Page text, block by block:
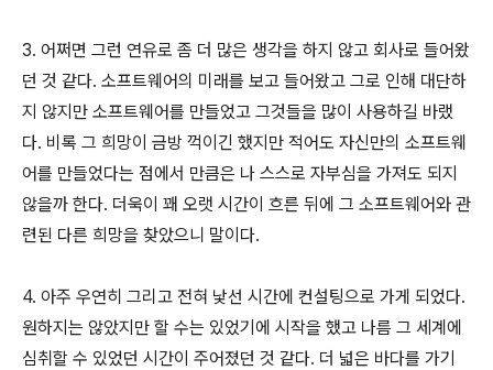
3. 어쩌면 그런 연유로 좀 더 많은 생각을 하지 않고 회사로 들어왔
던 것 같다. 소프트웨어의 미래를 보고 들어왔고 그로 인해 대단하
지 않지만 소프트웨어를 만들었고 그것들을 많이 사용하길 바랬
다. 비록 그 희망이 금방 꺽이긴 했지만 적어도 자신만의 소프트웨
어를 만들었다는 점에서 만큼은 나 스스로 자부심을 가져도 되지
않을까 한다. 더욱이 꽤 오랫 시간이 흐른 뒤에 그 소프트웨어와 관
련된 다른 희망을 찾았으니 말이다.
4. 아주 우연히 그리고 전혀 낯선 시간에 컨설팅으로 가게 되었다.
원하지는 않았지만 할 수는 있었기에 시작을 했고 나름 그 세계에
심취할 수 있었던 시간이 주어졌던 것 같다. 더 넓은 바다를 가기